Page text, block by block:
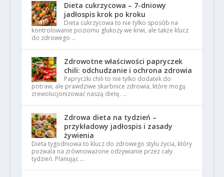
Dieta cukrzycowa – 7-dniowy
jadłospis krok po kroku
Dieta cukrzycowa to nie tylko sposób na
kontrolowanie poziomu glukozy we krwi, ale także klucz
do zdrowego …
Zdrowotne właściwości papryczek
chili: odchudzanie i ochrona zdrowia
Papryczki chili to nie tylko dodatek do
potraw, ale prawdziwe skarbnice zdrowia, które mogą
zrewolucjonizować naszą dietę. …
Zdrowa dieta na tydzień –
przykładowy jadłospis i zasady
żywienia
Dieta tygodniowa to klucz do zdrowego stylu życia, który
pozwala na zrównoważone odżywianie przez cały
tydzień. Planując …